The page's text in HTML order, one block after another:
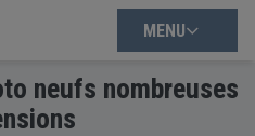
MENU
neufs nombreuses